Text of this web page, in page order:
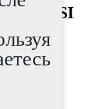
12 AISI